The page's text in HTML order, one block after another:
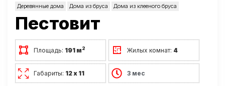
Деревянные дома Дома из бруса Дома из клееного бруса
Пестовит
Площадь: 191 м2 Жилых комнат: 4
Габариты: 12 х 11 3 мес